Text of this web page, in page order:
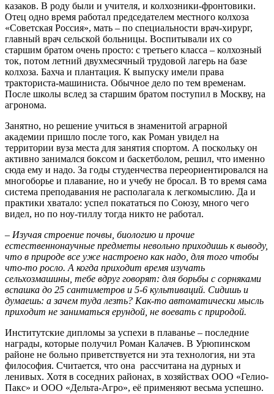
казаков. В роду были и учителя, и колхозники-фронтовики.
Отец одно время работал председателем местного колхоза
«Советская Россия», мать – по специальности врач-хирург,
главный врач сельской больницы. Воспитывали их со
старшим братом очень просто: с третьего класса – колхозный
ток, потом летний двухмесячный трудовой лагерь на базе
колхоза. Бахча и плантация. К выпуску имели права
тракториста-машиниста. Обычное дело по тем временам.
После школы вслед за старшим братом поступил в Москву, на
агронома.
Занятно, но решение учиться в знаменитой аграрной
академии пришло после того, как Роман увидел на
территории вуза места для занятия спортом. А поскольку он
активно занимался боксом и баскетболом, решил, что именно
сюда ему и надо. За годы студенчества переориентировался на
многоборье и плавание, но и учебу не бросал. В то время сама
система преподавания не располагала к легкомыслию. Да и
практики хватало: успел покататься по Союзу, много чего
видел, но по ноу-тиллу тогда никто не работал.
– Изучая строение почвы, биологию и прочие
естественнонаучные предметы невольно приходишь к выводу,
что в природе все уже настроено как надо, для того чтобы
что-то росло. А когда приходит время изучать
сельхозмашины, тебе вдруг говорят: для борьбы с сорняками
вспашка до 25 сантиметров и 5-6 культиваций. Сидишь и
думаешь: а зачем туда лезть? Как-то автоматически мысль
приходит не заниматься ерундой, не воевать с природой.
Институтские дипломы за успехи в плаванье – последние
награды, которые получил Роман Калачев. В Урюпинском
районе не больно приветствуется ни эта технология, ни эта
философия. Считается, что она рассчитана на дурных и
ленивых. Хотя в соседних районах, в хозяйствах ООО «Гелио-
Пакс» и ООО «Дельта-Агро», её применяют весьма успешно.